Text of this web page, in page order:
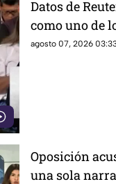
Datos de
como uno de
alcance en
agosto 07, 2026
Oposición
una sola